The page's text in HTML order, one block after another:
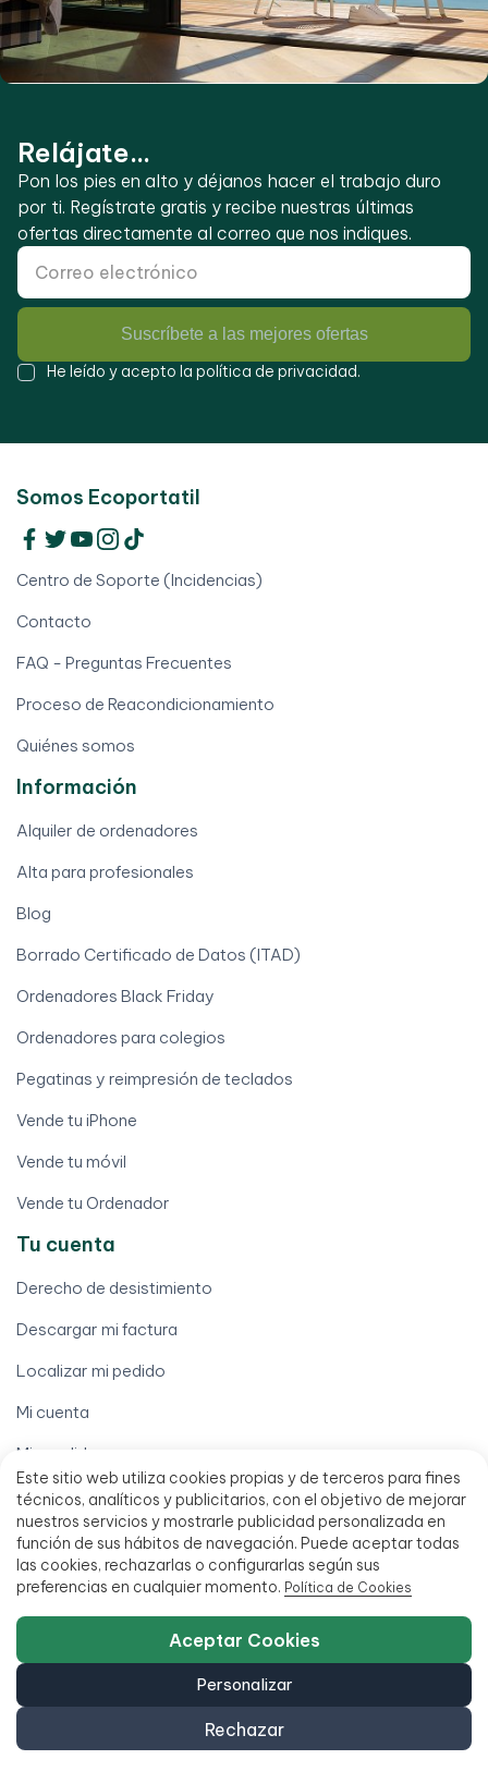
Relájate...
Pon los pies en alto y déjanos hacer el trabajo duro
por ti. Regístrate gratis y recibe nuestras últimas
ofertas directamente al correo que nos indiques.
Suscríbete a las mejores ofertas
He leído y acepto la política de privacidad.
Este sitio web utiliza cookies propias y de terceros para fines
técnicos, analíticos y publicitarios, con el objetivo de mejorar
nuestros servicios y mostrarle publicidad personalizada en
función de sus hábitos de navegación. Puede aceptar todas
las cookies, rechazarlas o configurarlas según sus
preferencias en cualquier momento. Política de Cookies
Rechazar
Personalizar
Aceptar Cookies
Somos Ecoportatil
Centro de Soporte (Incidencias)
Contacto
FAQ - Preguntas Frecuentes
Proceso de Reacondicionamiento
Quiénes somos
Información
Alquiler de ordenadores
Alta para profesionales
Blog
Borrado Certificado de Datos (ITAD)
Ordenadores Black Friday
Ordenadores para colegios
Pegatinas y reimpresión de teclados
Vende tu iPhone
Vende tu móvil
Vende tu Ordenador
Tu cuenta
Derecho de desistimiento
Descargar mi factura
Localizar mi pedido
Mi cuenta
Mis pedidos
Tramitar garantía (RMA)
Términos legales
Aviso legal
Condiciones de venta
Financia hasta 18 meses
Política de accesibilidad